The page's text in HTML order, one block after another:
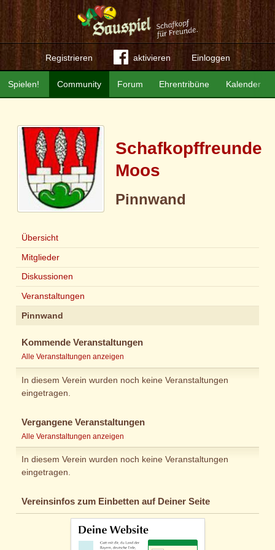
Registrieren aktivieren Einloggen
Community Forum Ehrentribüne Kalender
Spielen!
Schafkopffreunde
Moos
Pinnwand
Übersicht
Mitglieder
Diskussionen
Veranstaltungen
Pinnwand
Kommende Veranstaltungen
Alle Veranstaltungen anzeigen
In diesem Verein wurden noch keine Veranstaltungen
eingetragen.
Vergangene Veranstaltungen
Alle Veranstaltungen anzeigen
In diesem Verein wurden noch keine Veranstaltungen
eingetragen.
Vereinsinfos zum Einbetten auf Deiner Seite